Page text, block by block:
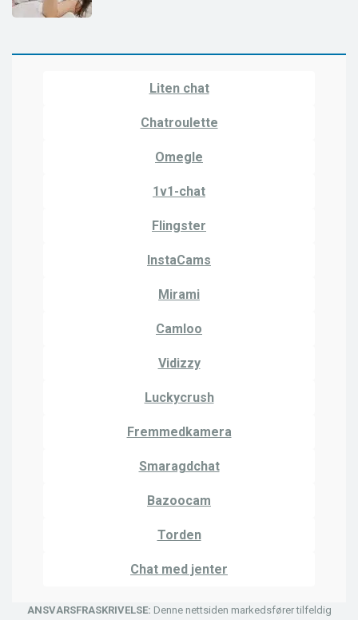
Liten chat
Chatroulette
Omegle
1v1-chat
Flingster
InstaCams
Mirami
Camloo
Vidizzy
Luckycrush
Fremmedkamera
Smaragdchat
Bazoocam
Torden
Chat med jenter
ANSVARSFRASKRIVELSE: Denne nettsiden markedsfører tilfeldig